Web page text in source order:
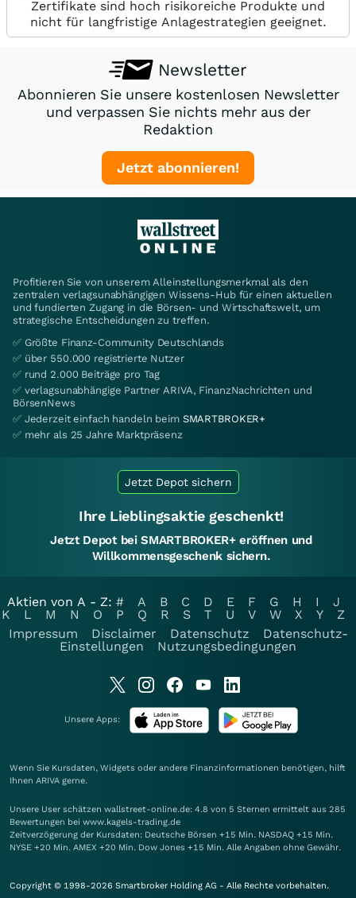
Zertifikate sind hoch risikoreiche Produkte und
nicht für langfristige Anlagestrategien geeignet.
Newsletter
Abonnieren Sie unsere kostenlosen Newsletter
und verpassen Sie nichts mehr aus der
Redaktion
Jetzt abonnieren!
Profitieren Sie von unserem Alleinstellungsmerkmal als den
zentralen verlagsunabhängigen Wissens-Hub für einen aktuellen
und fundierten Zugang in die Börsen- und Wirtschaftswelt, um
strategische Entscheidungen zu treffen.
✅ Größte Finanz-Community Deutschlands
✅ über 550.000 registrierte Nutzer
✅ rund 2.000 Beiträge pro Tag
✅ verlagsunabhängige Partner ARIVA, FinanzNachrichten und
BörsenNews
✅ Jederzeit einfach handeln beim SMARTBROKER+
✅ mehr als 25 Jahre Marktpräsenz
Jetzt Depot sichern
Ihre Lieblingsaktie geschenkt!
Jetzt Depot bei SMARTBROKER+ eröffnen und
Willkommensgeschenk sichern.
Aktien von A - Z: # A B C D E F G H I
J
K
L M N O P Q R S T U V W X Y
Z
Impressum
Disclaimer Datenschutz
Datenschutz-
Einstellungen
Nutzungsbedingungen
Unsere Apps:
Wenn Sie Kursdaten, Widgets oder andere Finanzinformationen benötigen, hilft
Ihnen ARIVA gerne.
Unsere User schätzen wallstreet-online.de: 4.8 von 5 Sternen ermittelt aus 285
Bewertungen bei www.kagels-trading.de
Zeitverzögerung der Kursdaten: Deutsche Börsen +15 Min. NASDAQ +15 Min.
NYSE +20 Min. AMEX +20 Min. Dow Jones +15 Min. Alle Angaben ohne Gewähr.
Copyright © 1998-2026 Smartbroker Holding AG - Alle Rechte vorbehalten.